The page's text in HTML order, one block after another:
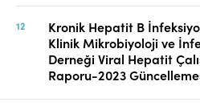
Kronik Hepatit B
Klinik Mikrobiyoloji ve
Derneği Viral Hepatit
Raporu-2023